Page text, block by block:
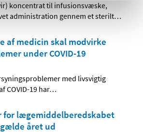
koncentrat til infusionsvæske,
administration gennem et sterilt…
af medicin skal modvirke
under COVID-19
med livsvigtig
COVID-19 har…
for lægemiddelberedskabet
året ud